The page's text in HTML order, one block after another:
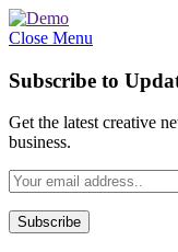
Close Menu
Subscribe to
Get the latest creative
business.